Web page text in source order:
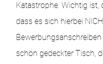
Katastrophe. Wichtig ist,
dass es sich hierbei
schön gedeckter Tisch,